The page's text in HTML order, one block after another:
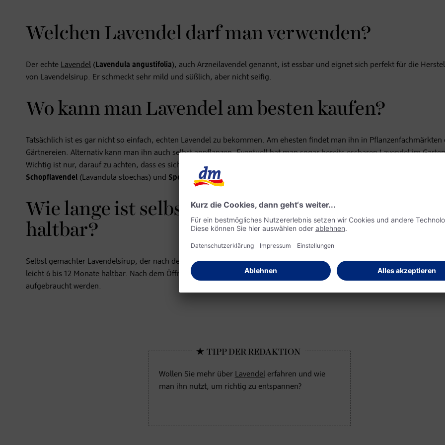
Welchen Lavendel darf man verwenden?
Der echte Lavendel (Lavendula angustifolia), auch Arzneilavendel genannt, ist essbar und eignet sich perfekt für die
von Lavendelsirup. Er schmeckt sehr mild und süßlich, aber nicht seifig.
Wo kann man Lavendel am besten kaufen?
Tatsächlich ist es gar nicht so einfach, echten Lavendel zu bekommen. Am ehesten findet man ihn in Pflanzenfachmärkten
Gärtnereien. Alternativ kann man ihn auch selbst anpflanzen. Eventuell hat man sogar bereits essbaren Lavendel im
Wichtig ist nur, darauf zu achten, dass es sich
wirklich um essbaren Lavendel handelt! Nicht zum Verzehr
Schopflavendel (Lavandula stoechas) und Speiklavendel(Lavandula latifolia).
Wie lange ist selbstgemachter Lavendelsirup
haltbar?
Selbst gemachter Lavendelsirup, der nach der Zubereitung in sterilisierte Flaschen gefüllt und kühl sowie dunkel gelagert
leicht 6 bis 12 Monate haltbar. Nach dem Öffnen sollte der
im Kühlschrank aufbewahrt und innerhalb weniger Wochen
aufgebraucht werden.
Wollen Sie mehr über Lavendelerfahren und wie
man ihn nutzt, um richtig zu entspannen?